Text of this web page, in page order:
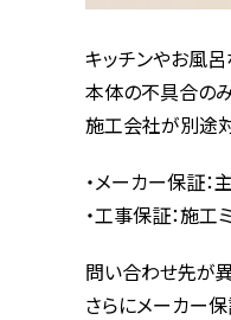
キッチンやお風
本体の不具合の
施工会社が別途
・メーカー保証
・工事保証：施
問い合わせ先が異
さらにメーカー